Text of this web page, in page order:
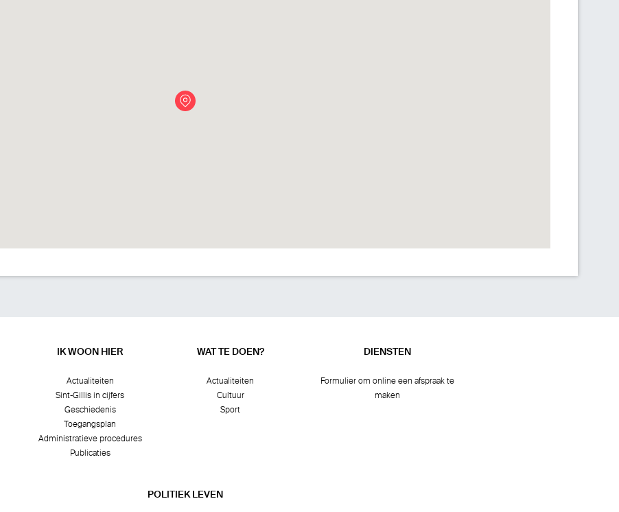
IK WOON HIER
Actualiteiten
Sint-Gillis in cijfers
Geschiedenis
Toegangsplan
Administratieve procedures
Publicaties
WAT TE DOEN?
Actualiteiten
Cultuur
Sport
DIENSTEN
Formulier om online een afspraak te
maken
POLITIEK LEVEN